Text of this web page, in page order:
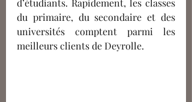
d’étudiants. Rapidement, les classes
du primaire, du secondaire et des
universités comptent parmi les
meilleurs clients de Deyrolle.